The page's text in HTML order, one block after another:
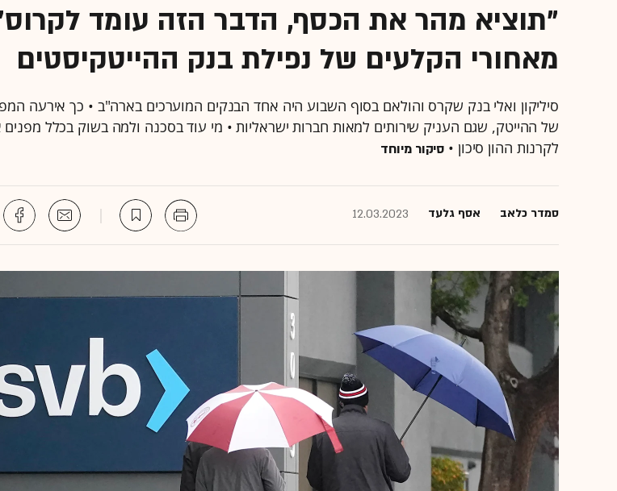
"תוציא מהר את הכסף, הדבר הזה עומד
מאחורי הקלעים של נפילת בנק ההייטקיסטים
סיליקון ואלי בנק שקרס והולאם בסוף השבוע היה אחד הבנקים המוערכים בארה"ב • כך אירעה
של ההייטק, שגם העניק שירותים למאות חברות ישראליות • מי עוד בסכנה ולמה בשוק בכלל
לקרנות ההון סיכון • סיקור מיוחד
סמדר כלאב אסף גלעד 12.03.2023